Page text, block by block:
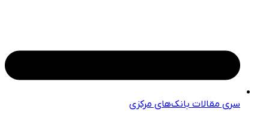
سری مقالات بانک‌های مرکزی